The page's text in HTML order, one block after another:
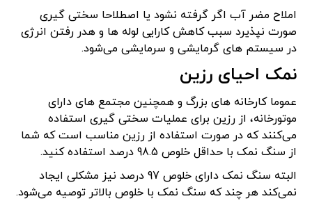
املاح مضر آب اگر گرفته نشود یا اصطلاحا سختی گیری
صورت نپذیرد سبب کاهش کارایی لوله ها و هدر رفتن انرژی
در سیستم های گرمایشی و سرمایشی می‌شود.
نمک احیای رزین
عموما کارخانه های بزرگ و همچنین مجتمع های دارای
موتورخانه، از رزین برای عملیات سختی گیری استفاده
می‌کنند که در صورت استفاده از رزین مناسب است که شما
از سنگ نمک با حداقل خلوص 98.5 درصد استفاده کنید.
البته سنگ نمک دارای خلوص 97 درصد نیز مشکلی ایجاد
نمی‌کند هر چند که سنگ نمک با خلوص بالاتر توصیه می‌شود.